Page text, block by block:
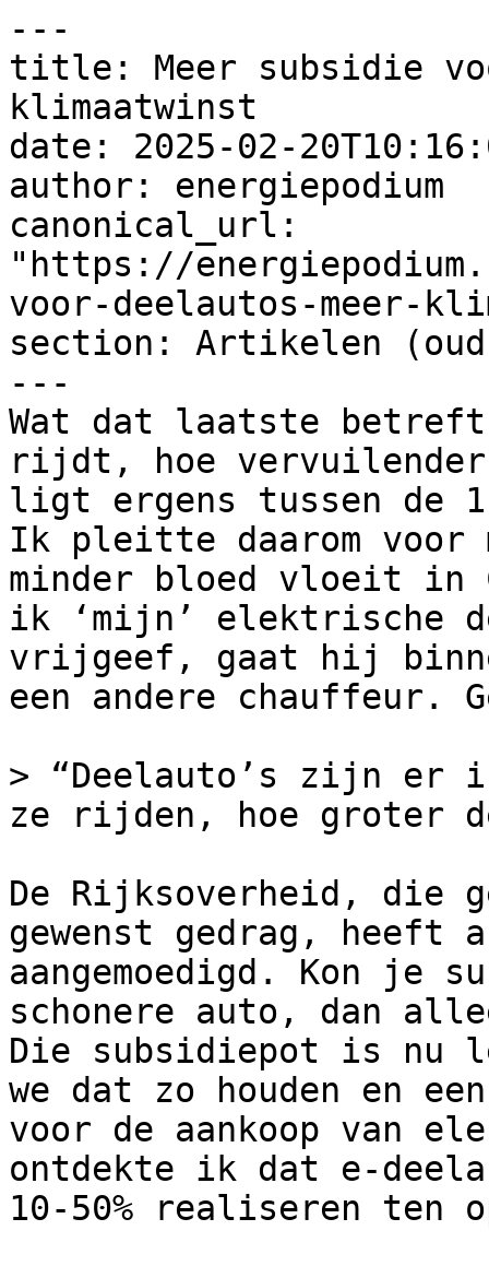
---
title: Meer subsidie
klimaatwinst
date: 2025-02-
author: energiepodium
canonical_url:
"https://
voor-deelautos-meer-
section: Artikelen
---
Wat dat laatste
rijdt, hoe vervuilender
ligt ergens tussen de
Ik pleitte daarom voor
minder bloed vloeit in
ik ‘mijn’ elektrische
vrijgeef, gaat hij
een andere chauffeur.
> “Deelauto’s zijn er
ze rijden, hoe groter
De Rijksoverheid,
gewenst gedrag, heeft
aangemoedigd. Kon je
schonere auto, dan
Die subsidiepot is nu
we dat zo houden en
voor de aankoop van
ontdekte ik dat e-
10-50% realiseren ten